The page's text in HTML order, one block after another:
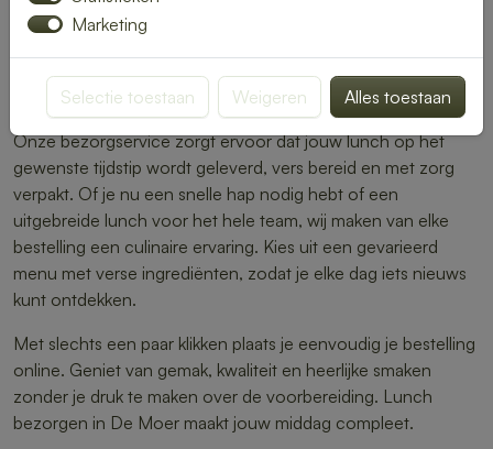
ontspannen middagpauze, een bezorgde lunch is altijd een
warme maaltijden – er is altijd iets dat perfect aansluit bij
jouw smaak.
Onze bezorgservice zorgt ervoor dat jouw lunch op het
gewenste tijdstip wordt geleverd, vers bereid en met zorg
verpakt. Of je nu een snelle hap nodig hebt of een
uitgebreide lunch voor het hele team, wij maken van elke
bestelling een culinaire ervaring. Kies uit een gevarieerd
menu met verse ingrediënten, zodat je elke dag iets nieuws
kunt ontdekken.
Met slechts een paar klikken plaats je eenvoudig je bestelling
online. Geniet van gemak, kwaliteit en heerlijke smaken
zonder je druk te maken over de voorbereiding. Lunch
bezorgen in De Moer maakt jouw middag compleet.
Marketing
Selectie toestaan Weigeren Alles toestaan